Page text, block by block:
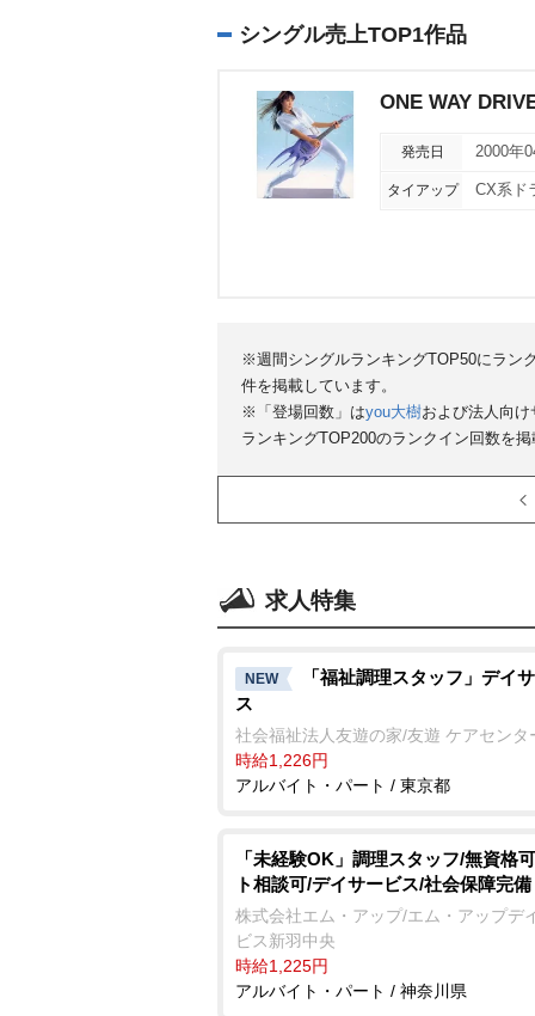
シングル売上TOP1作品
ONE WAY
発売日 2000年
タイアップ CX系ド
※週間シングルランキングTOP50にラン
件を掲載しています。
※「登場回数」はyou大樹および法人向
ランキングTOP200のランクイン回数を
求人特集
NEW
「福祉調理スタッフ」デイ
ス
社会福祉法人友遊の家/友遊 ケアセンタ
時給1,226円
アルバイト・パート / 東京都
「未経験OK」調理スタッフ/無資格
ト相談可/デイサービス/社会保障完備
株式会社エム・アップ/エム・アップデ
ビス新羽中央
時給1,225円
アルバイト・パート / 神奈川県